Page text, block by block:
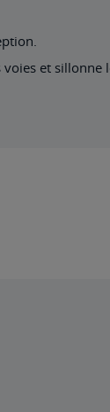
et sillonne